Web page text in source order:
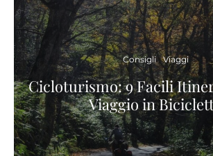
Consigli Viaggi
Cicloturismo: 9 Facili
Viaggio in